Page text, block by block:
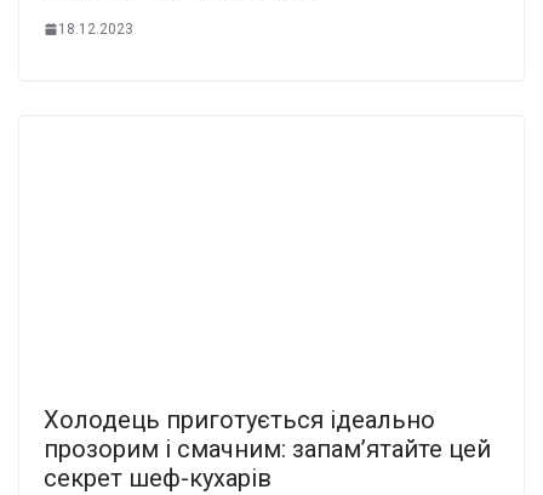
18.12.2023
Холодець приготується ідеально
прозорим і смачним: запам’ятайте цей
секрет шеф-кухарів